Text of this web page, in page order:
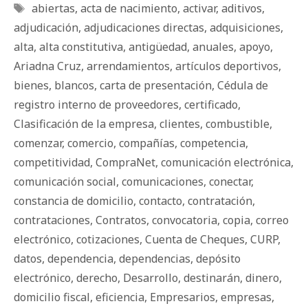
Etiquetas
abiertas, acta de nacimiento, activar, aditivos,
adjudicación, adjudicaciones directas, adquisiciones,
alta, alta constitutiva, antigüedad, anuales, apoyo,
Ariadna Cruz, arrendamientos, artículos deportivos,
bienes, blancos, carta de presentación, Cédula de
registro interno de proveedores, certificado,
Clasificación de la empresa, clientes, combustible,
comenzar, comercio, compañías, competencia,
competitividad, CompraNet, comunicación electrónica,
comunicación social, comunicaciones, conectar,
constancia de domicilio, contacto, contratación,
contrataciones, Contratos, convocatoria, copia, correo
electrónico, cotizaciones, Cuenta de Cheques, CURP,
datos, dependencia, dependencias, depósito
electrónico, derecho, Desarrollo, destinarán, dinero,
domicilio fiscal, eficiencia, Empresarios, empresas,